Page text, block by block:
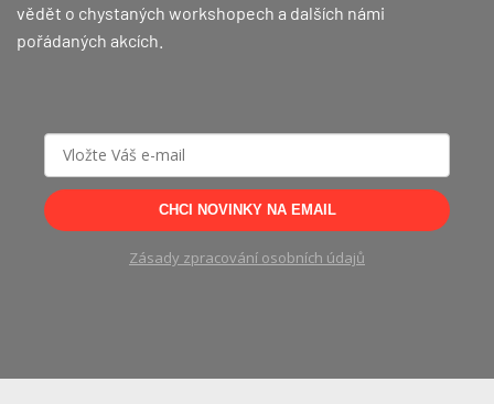
vědět o chystaných workshopech a dalších námi
pořádaných akcích.
CHCI NOVINKY NA EMAIL
Zásady zpracování osobních údajů